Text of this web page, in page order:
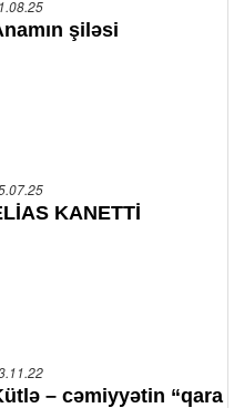
şiləsi
KANETTİ
– cəmiyyətin “qara